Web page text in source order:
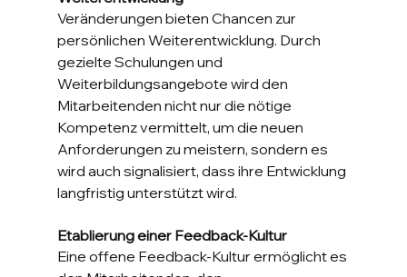
Veränderungen bieten Chancen zur
persönlichen Weiterentwicklung. Durch
gezielte Schulungen und
Weiterbildungsangebote wird den
Mitarbeitenden nicht nur die nötige
Kompetenz vermittelt, um die neuen
Anforderungen zu meistern, sondern es
wird auch signalisiert, dass ihre Entwicklung
langfristig unterstützt wird.
Etablierung einer Feedback-Kultur
Eine offene Feedback-Kultur ermöglicht es